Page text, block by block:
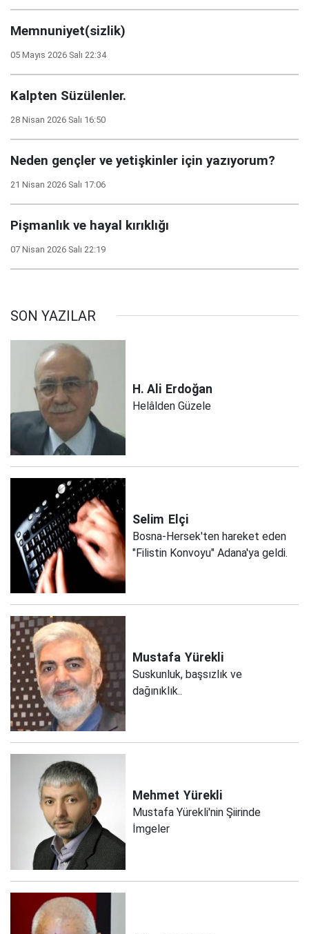
Memnuniyet(sizlik)
05 Mayıs 2026 Salı 22:34
Kalpten Süzülenler.
28 Nisan 2026 Salı 16:50
Neden gençler ve yetişkinler için yazıyorum?
21 Nisan 2026 Salı 17:06
Pişmanlık ve hayal kırıklığı
07 Nisan 2026 Salı 22:19
SON YAZILAR
H. Ali Erdoğan
Helâlden Güzele
Selim Elçi
Bosna-Hersek'ten hareket eden
"Filistin Konvoyu" Adana'ya geldi.
Mustafa Yürekli
Suskunluk, başsızlık ve
dağınıklık..
Mehmet Yürekli
Mustafa Yürekli'nin Şiirinde
İmgeler